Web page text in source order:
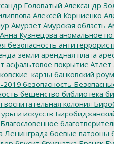
Головатый Александр
Алексей Корниенко
Амурзет Амурская область
Анна Кузнецова аномальное
безопасность
земли арендная плата
асфальтовое покрытие Атлет
банковский
2019 безопасность
бешенство библиотека
колония
и искусств
Благословенное
Ленинграда боевые патроны